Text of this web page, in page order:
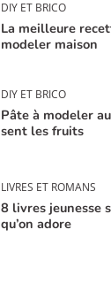
DIY ET BRICO
La meilleure
modeler maison
DIY ET BRICO
Pâte à modeler
sent les fruits
LIVRES ET ROMANS
8 livres jeunesse
qu’on adore